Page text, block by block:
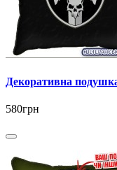
Декоративна
580грн